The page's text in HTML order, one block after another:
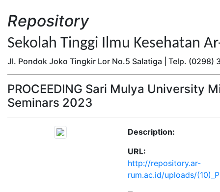
Repository
Sekolah Tinggi Ilmu Kesehatan
Jl. Pondok Joko Tingkir Lor No.5 Salatiga | Telp. (0298)
PROCEEDING Sari Mulya University
Seminars 2023
Description:
URL:
http://repository.ar-
rum.ac.id/uploads/